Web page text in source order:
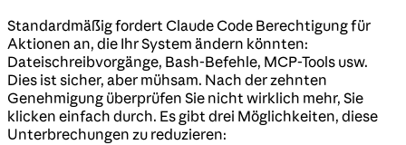
Standardmäßig fordert Claude Code Berechtigung für
Aktionen an, die Ihr System ändern könnten:
Dateischreibvorgänge, Bash-Befehle, MCP-Tools usw.
Dies ist sicher, aber mühsam. Nach der zehnten
Genehmigung überprüfen Sie nicht wirklich mehr, Sie
klicken einfach durch. Es gibt drei Möglichkeiten, diese
Unterbrechungen zu reduzieren: